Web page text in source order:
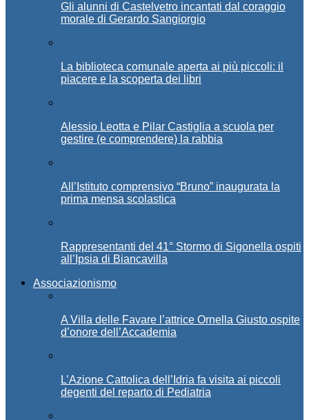
Gli alunni di Castelvetro incantati dal coraggio
morale di Gerardo Sangiorgio
La biblioteca comunale aperta ai più piccoli: il
piacere e la scoperta dei libri
Alessio Leotta e Pilar Castiglia a scuola per
gestire (e comprendere) la rabbia
All’Istituto comprensivo “Bruno” inaugurata la
prima mensa scolastica
Rappresentanti del 41° Stormo di Sigonella ospiti
all’Ipsia di Biancavilla
Associazionismo
A Villa delle Favare l’attrice Ornella Giusto ospite
d’onore dell’Accademia
L’Azione Cattolica dell’Idria fa visita ai piccoli
degenti del reparto di Pediatria